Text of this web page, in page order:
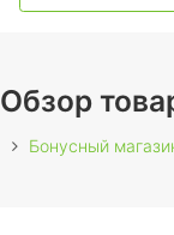
Обзор
Бонусный